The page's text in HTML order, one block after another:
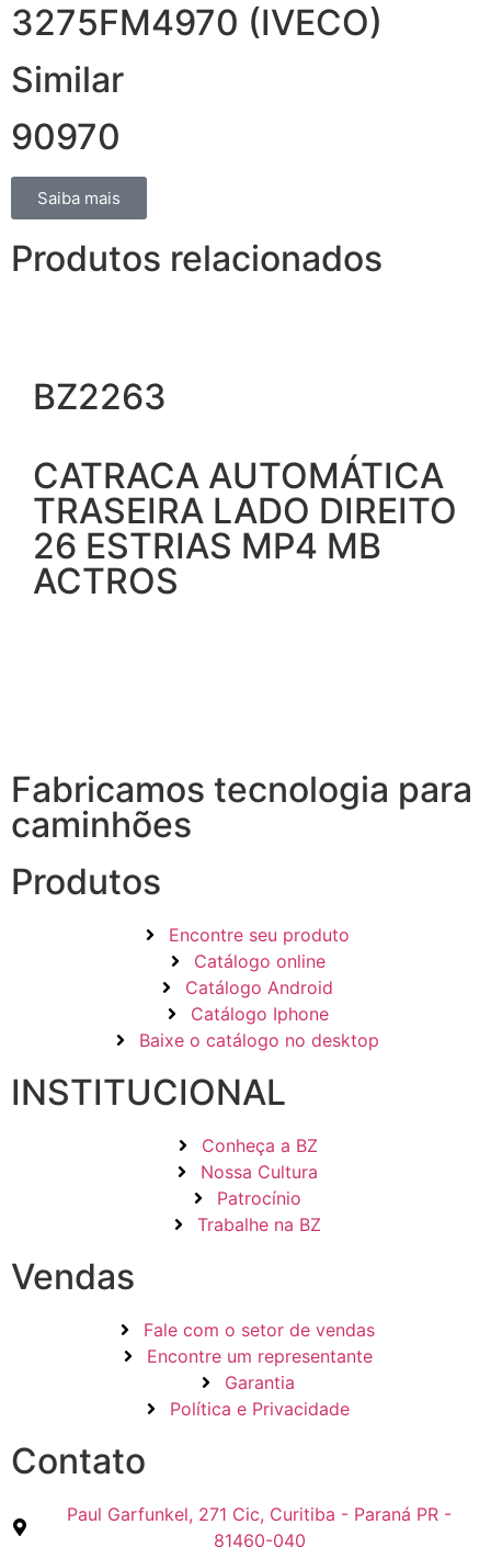
3275FM4970 (IVECO)
Similar
90970
Saiba mais
Produtos relacionados
BZ2263
CATRACA AUTOMÁTICA
TRASEIRA LADO DIREITO
26 ESTRIAS MP4 MB
ACTROS
Fabricamos tecnologia para
caminhões
Produtos
Encontre seu produto
Catálogo online
Catálogo Android
Catálogo Iphone
Baixe o catálogo no desktop
INSTITUCIONAL
Conheça a BZ
Nossa Cultura
Patrocínio
Trabalhe na BZ
Vendas
Fale com o setor de vendas
Encontre um representante
Garantia
Política e Privacidade
Contato
Paul Garfunkel, 271 Cic, Curitiba - Paraná PR -
81460-040